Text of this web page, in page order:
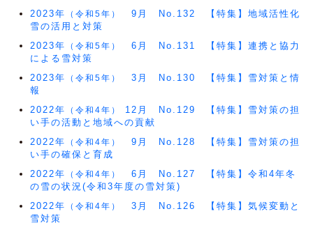
2023年
（令和5年）
9月 No.132 【特集】地域活性化
雪の活用と対策
2023年
（令和5年）
6月 No.131 【特集】連携と協力
による雪対策
2023年
（令和5年）
3月 No.130 【特集】雪対策と情
報
2022年
（令和4年）
12月 No.129 【特集】雪対策の担
い手の活動と地域への貢献
2022年
（令和4年）
9月 No.128 【特集】雪対策の担
い手の確保と育成
2022年
（令和4年）
6月 No.127 【特集】令和4年冬
の雪の状況(令和3年度の雪対策)
2022年
（令和4年）
3月 No.126 【特集】気候変動と
雪対策